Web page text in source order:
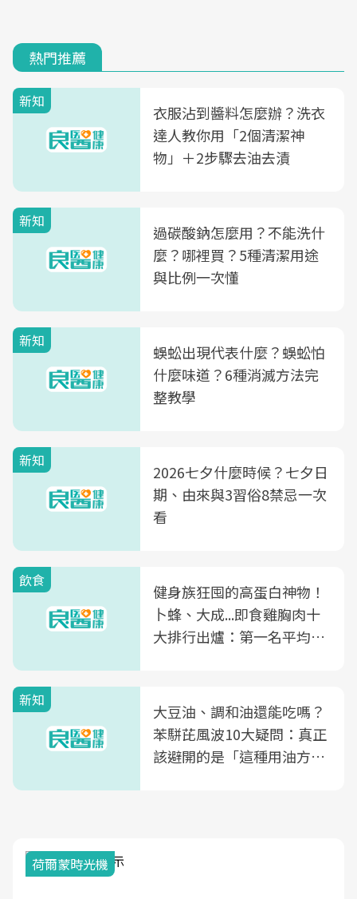
熱門推薦
新知
衣服沾到醬料怎麼辦？洗衣
達人教你用「2個清潔神
物」＋2步驟去油去漬
新知
過碳酸鈉怎麼用？不能洗什
麼？哪裡買？5種清潔用途
與比例一次懂
新知
蜈蚣出現代表什麼？蜈蚣怕
什麼味道？6種消滅方法完
整教學
新知
2026七夕什麼時候？七夕日
期、由來與3習俗8禁忌一次
看
飲食
健身族狂囤的高蛋白神物！
卜蜂、大成...即食雞胸肉十
大排行出爐：第一名平均一
新知
大豆油、調和油還能吃嗎？
苯駢芘風波10大疑問：真正
該避開的是「這種用油方
荷爾蒙時光機